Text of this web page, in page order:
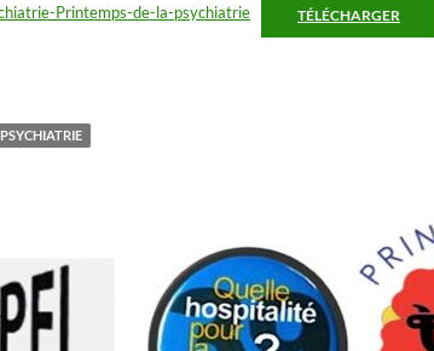
Printemps-de-la-psychiatrie TÉLÉCHARGER